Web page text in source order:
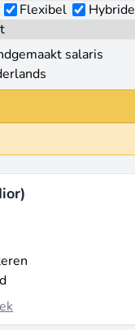
Flexibel Hybride
salaris